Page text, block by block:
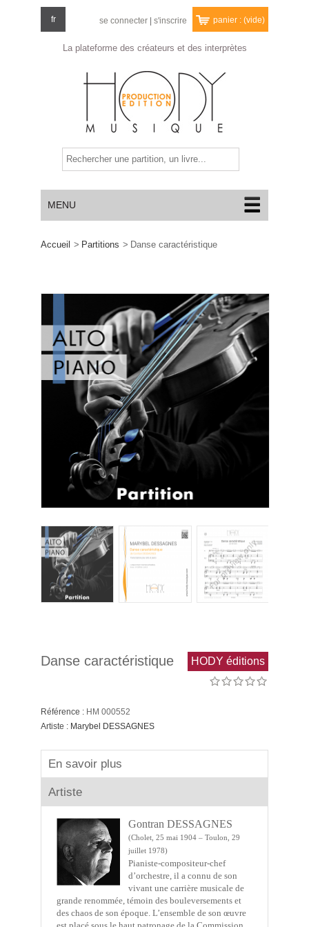
La plateforme des créateurs et des interprètes
fr se connecter s'inscrire panier : (vide)
MENU
Accueil > Partitions > Danse caractéristique
Danse caractéristique HODY éditions
Référence : HM 000552
Artiste : Marybel DESSAGNES
En savoir plus
Artiste
Gontran DESSAGNES
(Cholet, 25 mai 1904 – Toulon, 29
juillet 1978)
Pianiste-compositeur-chef
d’orchestre, il a connu de son
vivant une carrière musicale de
grande renommée, témoin des bouleversements et
des chaos de son époque. L’ensemble de son œuvre